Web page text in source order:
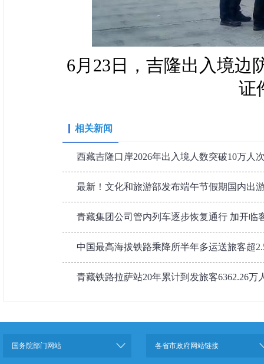
6月23日，吉隆出入境边
证
相关新闻
西藏吉隆口岸2026年出入境人数突破10万人
最新！文化和旅游部发布端午节假期国内出
青藏集团公司管内列车逐步恢复通行 加开临
中国最高海拔铁路乘降所半年多运送旅客超
青藏铁路拉萨站20年累计到发旅客6362.26万
国务院部门网站 各省市政府网站链接